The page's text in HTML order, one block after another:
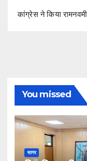
कांग्रेस ने किया
You missed
सागर